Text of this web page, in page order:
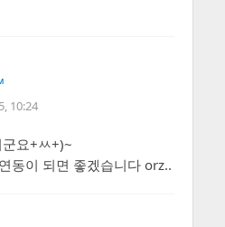
10:24
요+ㅆ+)~
동이 되면 좋겠습니다 orz..